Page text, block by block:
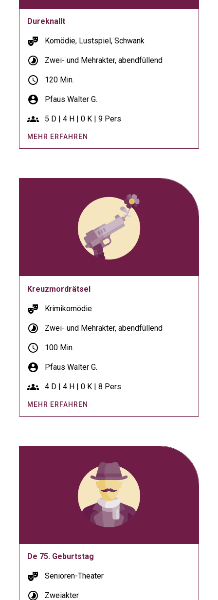
Dureknallt
theater_comedy Komödie, Lustspiel, Schwank
timelapse Zwei- und Mehrakter, abendfüllend
schedule 120 Min.
account_circle Pfaus Walter G.
groups 5 D | 4 H | 0 K | 9 Pers
MEHR ERFAHREN
Kreuzmordrätsel
theater_comedy Krimikomödie
timelapse Zwei- und Mehrakter, abendfüllend
schedule 100 Min.
account_circle Pfaus Walter G.
groups 4 D | 4 H | 0 K | 8 Pers
MEHR ERFAHREN
De 75. Geburtstag
theater_comedy Senioren-Theater
timelapse Zweiakter